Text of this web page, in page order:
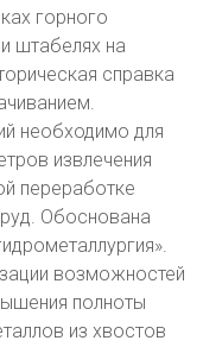
горного
штабелях на
справка
необходимо для
извлечения
переработке
Обоснована
возможностей
полноты
из хвостов